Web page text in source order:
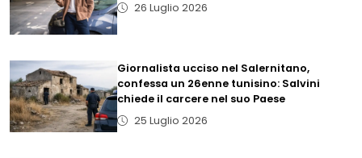
26 Luglio 2026
Giornalista ucciso nel Salernitano,
confessa un 26enne tunisino: Salvini
chiede il carcere nel suo Paese
25 Luglio 2026